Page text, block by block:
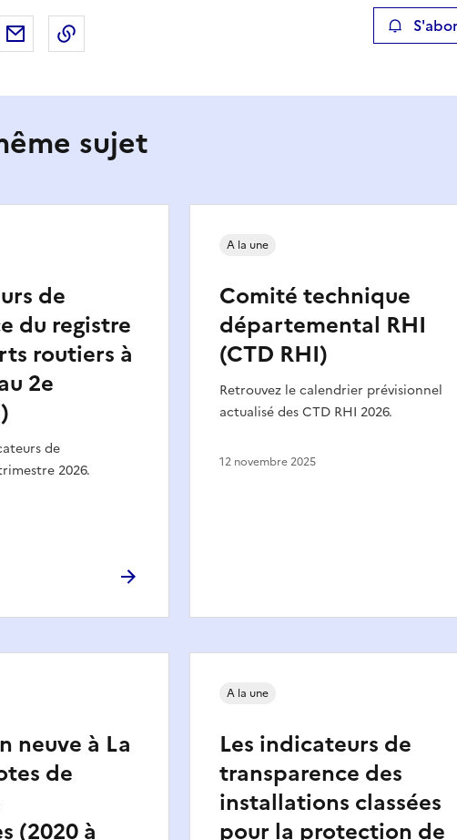
X sur LinkedIn
Partager par emailCopier le lien de la page dans le presse-papier
sujet
de
du registre
routiers à
2e
de
2026.
Comité technique
départemental RHI
(CTD RHI)
Retrouvez le calendrier prévisionnel
actualisé des CTD RHI 2026.
A la une
12 novembre 2025
neuve à La
de
(2020 à
Les indicateurs de
transparence des
installations classées
pour la protection de
A la une